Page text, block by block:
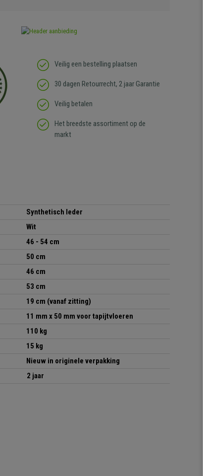
Veilig een bestelling plaatsen
30 dagen Retourrecht, 2 jaar Garantie
Veilig betalen
Het breedste assortiment op de
markt
Synthetisch leder
Wit
46 - 54 cm
50 cm
46 cm
53 cm
19 cm (vanaf zitting)
11 mm x 50 mm voor tapijtvloeren
110 kg
15 kg
Nieuw in originele verpakking
2 jaar